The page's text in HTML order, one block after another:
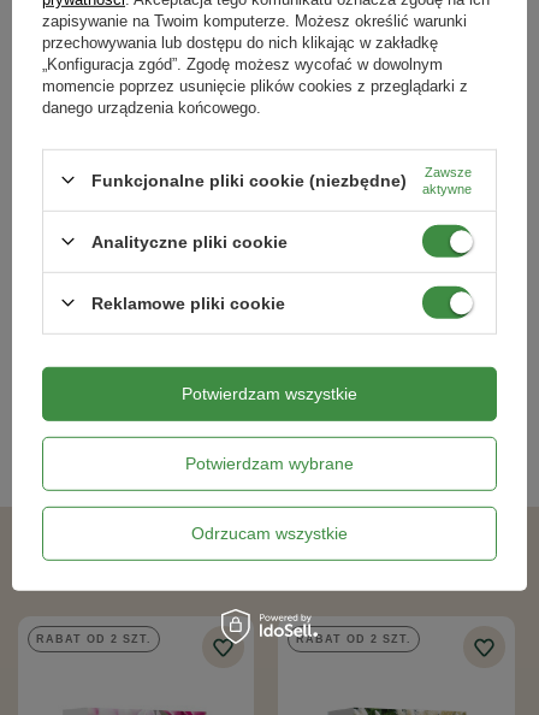
Typ nawozu
ekologiczny
mikroskładnikami Zielone Liście 1l
17,59 zł
Kategorie powiązane
Promocje,Nawozy dla owoców,Ekologiczne nawozy płynne,
Zdrowe drzewa i krzewy owocowe
Podobne produkty
RABAT OD 2 SZT. RABAT OD 2 SZT.
zapisywanie na Twoim komputerze. Możesz określić warunki
przechowywania lub dostępu do nich klikając w zakładkę
„Konfiguracja zgód”. Zgodę możesz wycofać w dowolnym
momencie poprzez usunięcie plików cookies z przeglądarki z
danego urządzenia końcowego.
Funkcjonalne pliki cookie (niezbędne)
Zawsze
aktywne
Analityczne pliki cookie
Reklamowe pliki cookie
Potwierdzam wybrane
Odrzucam wszystkie
Potwierdzam wszystkie